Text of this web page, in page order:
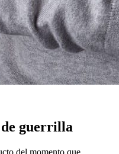
guerrilla
del momento que